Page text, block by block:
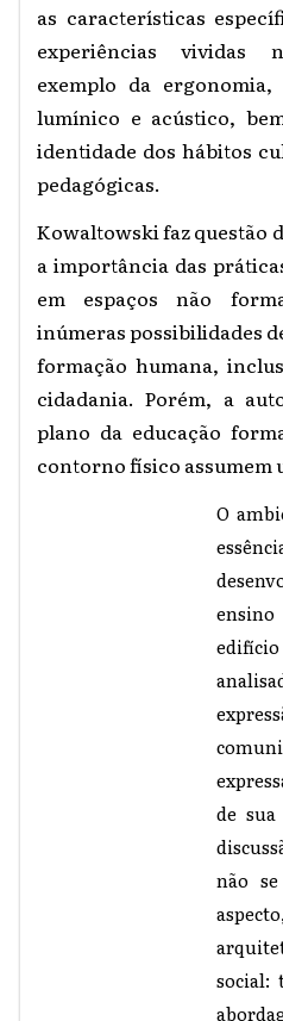
as características
experiências vividas
exemplo da
lumínico e acústico,
identidade dos hábitos
pedagógicas.
Kowaltowski faz questão
a importância das
em espaços não
inúmeras possibilidades
formação humana,
cidadania. Porém, a
plano da educação
contorno físico assumem
O
de
não
social: